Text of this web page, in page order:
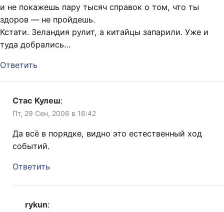
и не покажешь пару тысяч справок о том, что ты
здоров — не пройдешь.
Кстати. Зеландия рулит, а китайцы запарили. Уже и
туда добрались…
Ответить
Стас Кулеш:
Пт, 29 Сен, 2006 в 16:42
Да всё в порядке, видно это естественный ход
событий.
Ответить
rykun: